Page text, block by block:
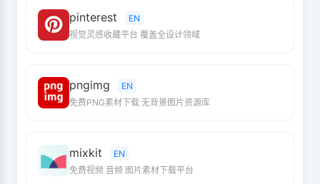
pinterest
EN
视觉灵感收藏平台 覆盖全设计领域
pngimg
EN
免费PNG素材下载 无背景图片资源库
mixkit
EN
免费视频 音频 图片素材下载平台